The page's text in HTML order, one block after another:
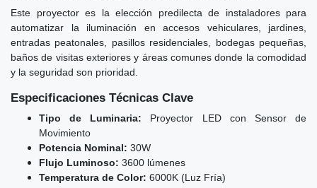
Este proyector es la elección predilecta de instaladores para
automatizar la iluminación en accesos vehiculares, jardines,
entradas peatonales, pasillos residenciales, bodegas pequeñas,
baños de visitas exteriores y áreas comunes donde la comodidad
y la seguridad son prioridad.
Especificaciones Técnicas Clave
Tipo de Luminaria: Proyector LED con Sensor de
Movimiento
Potencia Nominal: 30W
Flujo Luminoso: 3600 lúmenes
Temperatura de Color: 6000K (Luz Fría)